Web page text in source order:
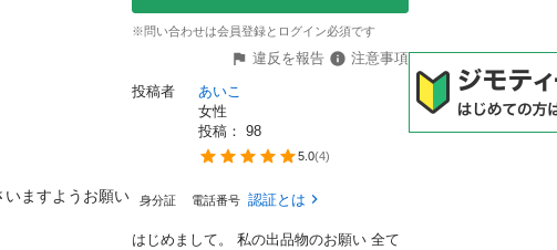
いますようお願い
※問い合わせは会員登録とログイン必須です
違反を報告
注意事項
投稿者
あいこ
女性
投稿： 98
5.0(4)
身分証 電話番号 認証とは
はじめまして。 私の出品物のお願い 全て